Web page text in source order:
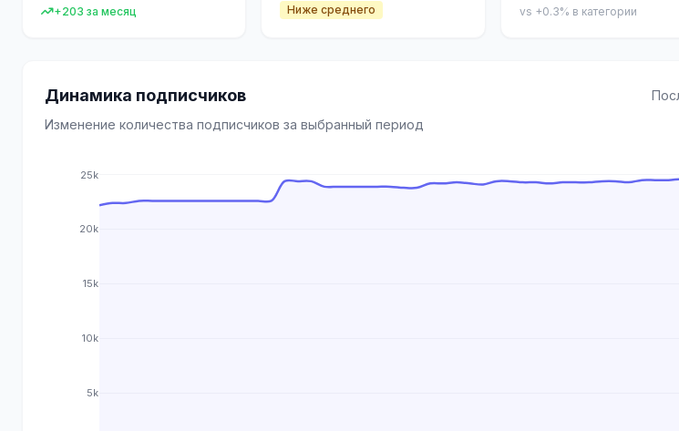
+203 за месяц Ниже среднего vs +0.3% в категории
Динамика подписчиков
Изменение количества подписчиков за выбранный период
5k
10k
15k
20k
25k